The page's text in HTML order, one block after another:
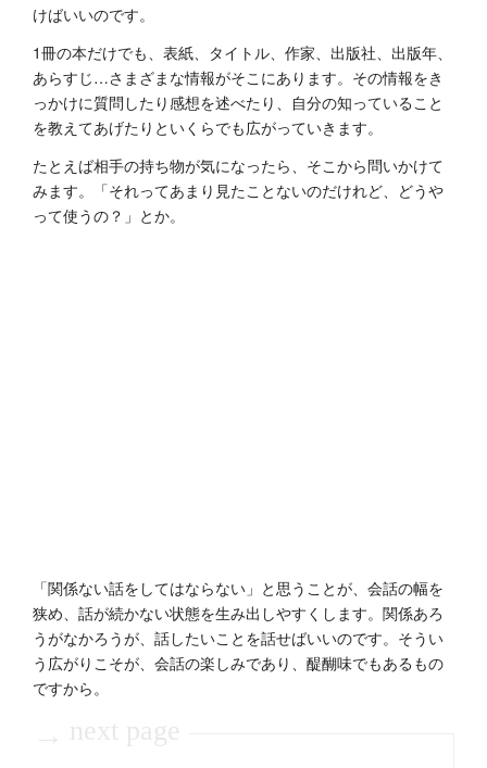
けばいいのです。
1冊の本だけでも、表紙、タイトル、作家、出版社、出版年、
あらすじ…さまざまな情報がそこにあります。その情報をき
っかけに質問したり感想を述べたり、自分の知っていること
を教えてあげたりといくらでも広がっていきます。
たとえば相手の持ち物が気になったら、そこから問いかけて
みます。「それってあまり見たことないのだけれど、どうや
って使うの？」とか。
「関係ない話をしてはならない」と思うことが、会話の幅を
狭め、話が続かない状態を生み出しやすくします。関係あろ
うがなかろうが、話したいことを話せばいいのです。そうい
う広がりこそが、会話の楽しみであり、醍醐味でもあるもの
ですから。